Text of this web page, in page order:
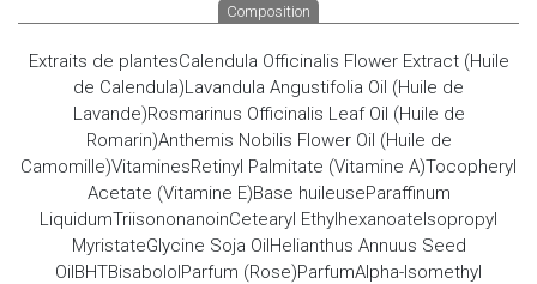
Composition
Extraits de plantesCalendula Officinalis Flower Extract (Huile
de Calendula)Lavandula Angustifolia Oil (Huile de
Lavande)Rosmarinus Officinalis Leaf Oil (Huile de
Romarin)Anthemis Nobilis Flower Oil (Huile de
Camomille)VitaminesRetinyl Palmitate (Vitamine A)Tocopheryl
Acetate (Vitamine E)Base huileuseParaffinum
LiquidumTriisononanoinCetearyl EthylhexanoateIsopropyl
MyristateGlycine Soja OilHelianthus Annuus Seed
OilBHTBisabololParfum (Rose)ParfumAlpha-Isomethyl